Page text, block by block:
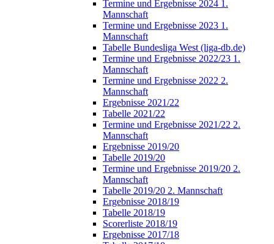
Termine und Ergebnisse 2024 1.
Mannschaft
Termine und Ergebnisse 2023 1.
Mannschaft
Tabelle Bundesliga West (liga-db.de)
Termine und Ergebnisse 2022/23 1.
Mannschaft
Termine und Ergebnisse 2022 2.
Mannschaft
Ergebnisse 2021/22
Tabelle 2021/22
Termine und Ergebnisse 2021/22 2.
Mannschaft
Ergebnisse 2019/20
Tabelle 2019/20
Termine und Ergebnisse 2019/20 2.
Mannschaft
Tabelle 2019/20 2. Mannschaft
Ergebnisse 2018/19
Tabelle 2018/19
Scorerliste 2018/19
Ergebnisse 2017/18